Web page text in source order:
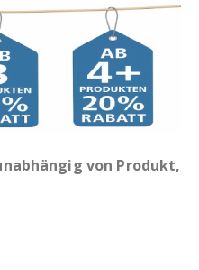
von Produkt,